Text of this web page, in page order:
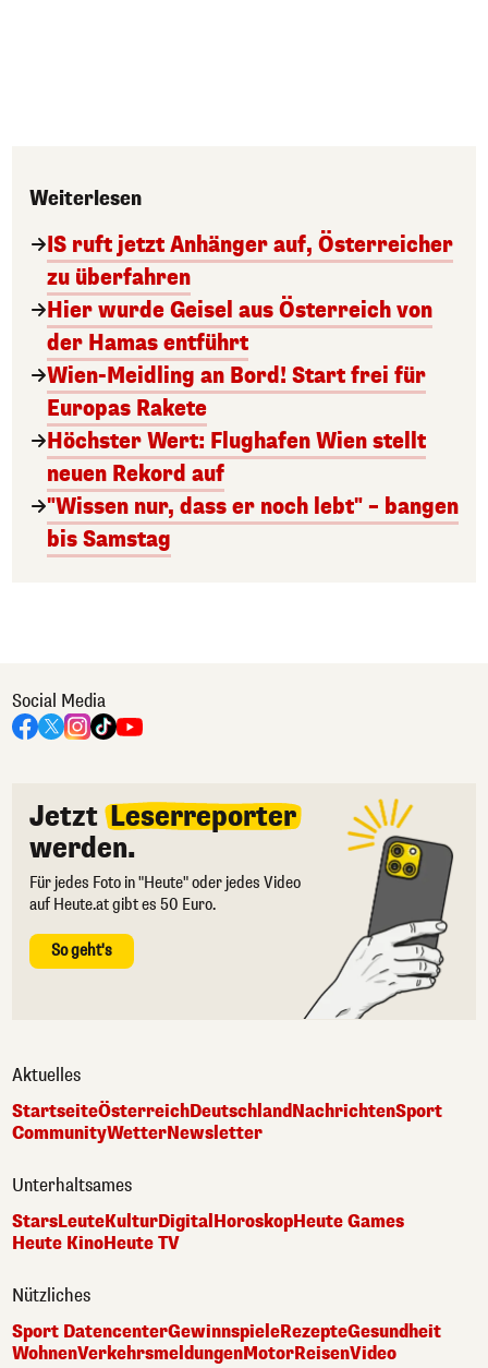
Weiterlesen
IS ruft jetzt Anhänger auf, Österreicher
zu überfahren
Hier wurde Geisel aus Österreich von
der Hamas entführt
Wien-Meidling an Bord! Start frei für
Europas Rakete
Höchster Wert: Flughafen Wien stellt
neuen Rekord auf
"Wissen nur, dass er noch lebt" – bangen
bis Samstag
Social Media
Jetzt Leserreporter
werden.
Für jedes Foto in "Heute" oder jedes Video
auf Heute.at gibt es 50 Euro.
So geht's
Aktuelles
StartseiteÖsterreichDeutschlandNachrichtenSport
CommunityWetterNewsletter
Unterhaltsames
StarsLeuteKulturDigital HoroskopHeute Games
Heute KinoHeute TV
Nützliches
Sport DatencenterGewinnspieleRezepteGesundheit
WohnenVerkehrsmeldungenMotorReisenVideo